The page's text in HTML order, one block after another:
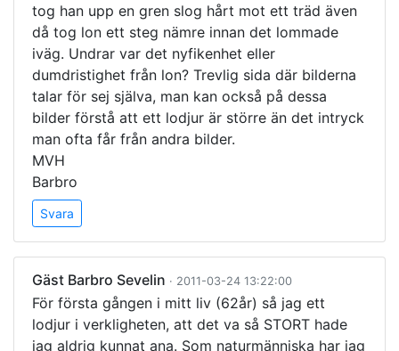
tog han upp en gren slog hårt mot ett träd även
då tog lon ett steg nämre innan det lommade
iväg. Undrar var det nyfikenhet eller
dumdristighet från lon? Trevlig sida där bilderna
talar för sej själva, man kan också på dessa
bilder förstå att ett lodjur är större än det intryck
man ofta får från andra bilder.
MVH
Barbro
Svara
Gäst Barbro Sevelin · 2011-03-24 13:22:00
För första gången i mitt liv (62år) så jag ett
lodjur i verkligheten, att det va så STORT hade
jag aldrig kunnat ana. Som naturmänniska har jag